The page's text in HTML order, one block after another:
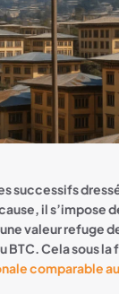
successifs
il s’impose
valeur refuge
Cela sous la
comparable